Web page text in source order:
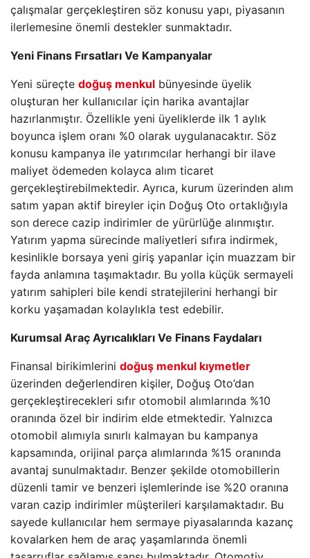
çalışmalar gerçekleştiren söz konusu yapı, piyasanın
ilerlemesine önemli destekler sunmaktadır.
Yeni Finans Fırsatları Ve Kampanyalar
Yeni süreçte doğuş menkul bünyesinde üyelik
oluşturan her kullanıcılar için harika avantajlar
hazırlanmıştır. Özellikle yeni üyeliklerde ilk 1 aylık
boyunca işlem oranı %0 olarak uygulanacaktır. Söz
konusu kampanya ile yatırımcılar herhangi bir ilave
maliyet ödemeden kolayca alım ticaret
gerçekleştirebilmektedir. Ayrıca, kurum üzerinden alım
satım yapan aktif bireyler için Doğuş Oto ortaklığıyla
son derece cazip indirimler de yürürlüğe alınmıştır.
Yatırım yapma sürecinde maliyetleri sıfıra indirmek,
kesinlikle borsaya yeni giriş yapanlar için muazzam bir
fayda anlamına taşımaktadır. Bu yolla küçük sermayeli
yatırım sahipleri bile kendi stratejilerini herhangi bir
korku yaşamadan kolaylıkla test edebilir.
Kurumsal Araç Ayrıcalıkları Ve Finans Faydaları
Finansal birikimlerini doğuş menkul kıymetler
üzerinden değerlendiren kişiler, Doğuş Oto’dan
gerçekleştirecekleri sıfır otomobil alımlarında %10
oranında özel bir indirim elde etmektedir. Yalnızca
otomobil alımıyla sınırlı kalmayan bu kampanya
kapsamında, orijinal parça alımlarında %15 oranında
avantaj sunulmaktadır. Benzer şekilde otomobillerin
düzenli tamir ve benzeri işlemlerinde ise %20 oranına
varan cazip indirimler müşterileri karşılamaktadır. Bu
sayede kullanıcılar hem sermaye piyasalarında kazanç
kovalarken hem de araç yaşamlarında önemli